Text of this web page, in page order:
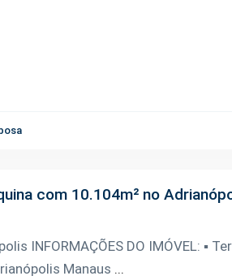
com 10.104m² no
INFORMAÇÕES DO IMÓVEL: ▪️
Manaus ...